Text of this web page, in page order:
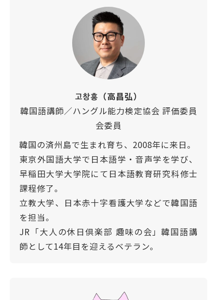
고창홍（高昌弘）
韓国語講師／ハングル能力検定協会 評価委員
会委員
韓国の済州島で生まれ育ち、2008年に来日。
東京外国語大学で日本語学・音声学を学び、
早稲田大学大学院にて日本語教育研究科修士
課程修了。
立教大学、日本赤十字看護大学などで韓国語
を担当。
JR「大人の休日倶楽部 趣味の会」韓国語講
師として14年目 を迎えるベテラン。